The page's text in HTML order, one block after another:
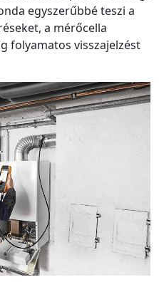
egyszerűbbé teszi a
a mérőcella
folyamatos visszajelzést